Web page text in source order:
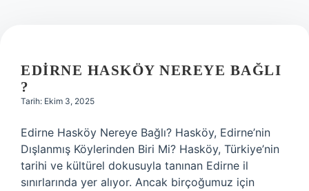
EDIRNE HASKÖY NEREYE BAĞLI
?
Tarih: Ekim 3, 2025
Edirne Hasköy Nereye Bağlı? Hasköy, Edirne’nin
Dışlanmış Köylerinden Biri Mi? Hasköy, Türkiye’nin
tarihi ve kültürel dokusuyla tanınan Edirne il
sınırlarında yer alıyor. Ancak birçoğumuz için